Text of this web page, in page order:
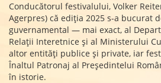
Conducătorul festivalului, Volker
Agerpres) că ediția 2025 s-a bucurat
guvernamental — mai exact, al
Relații Interetnice și al Ministerului
altor entități publice și private, iar
Înaltul Patronaj al Președintelui
în istorie.